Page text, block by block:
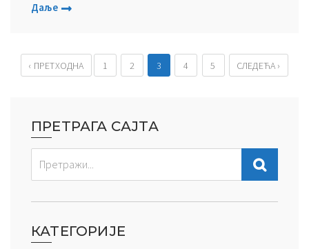
Даље
‹ ПРЕТХОДНА 1 2 3 4 5 СЛЕДЕЋА ›
ПРЕТРАГА САЈТА
КАТЕГОРИЈЕ